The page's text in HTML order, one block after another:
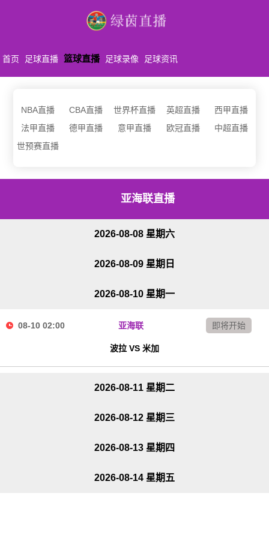
首页 足球直播 篮球直播 足球录像 足球资讯
NBA直播 CBA直播 世界杯直播 英超直播
西甲直播
法甲直播
德甲直播 意甲直播 欧冠直播
中超直播
世预赛直播
亚海联直播
2026-08-08 星期六
2026-08-09 星期日
2026-08-10 星期一
08-10 02:00 亚海联
波拉 VS 米加
即将开始
2026-08-11 星期二
2026-08-12 星期三
2026-08-13 星期四
2026-08-14 星期五